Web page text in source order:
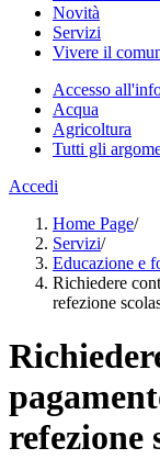
Novità
Servizi
Vivere il
Accesso
Acqua
Agricoltura
Tutti gli
Accedi
Home Page/
Servizi/
Educazione e
Richiedere
refezione
refezione